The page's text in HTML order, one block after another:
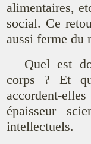
alimentaires,
social. Ce
aussi ferme du
Quel est
corps ? Et
accordent-
épaisseur
intellectuels.